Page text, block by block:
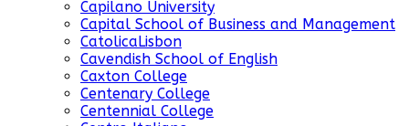
Capilano University
Capital School of Business and Management
CatolicaLisbon
Cavendish School of English
Caxton College
Centenary College
Centennial College